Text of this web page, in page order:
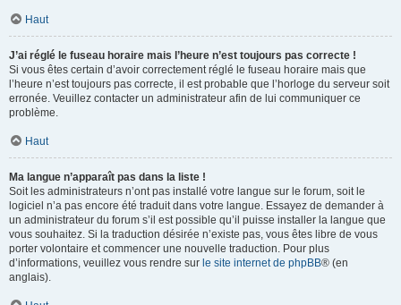
Haut
J’ai réglé le fuseau horaire mais l’heure n’est toujours pas correcte !
Si vous êtes certain d’avoir correctement réglé le fuseau horaire mais que
l’heure n’est toujours pas correcte, il est probable que l’horloge du serveur soit
erronée. Veuillez contacter un administrateur afin de lui communiquer ce
problème.
Haut
Ma langue n’apparaît pas dans la liste !
Soit les administrateurs n’ont pas installé votre langue sur le forum, soit le
logiciel n’a pas encore été traduit dans votre langue. Essayez de demander à
un administrateur du forum s’il est possible qu’il puisse installer la langue que
vous souhaitez. Si la traduction désirée n’existe pas, vous êtes libre de vous
porter volontaire et commencer une nouvelle traduction. Pour plus
d’informations, veuillez vous rendre sur le site internet de phpBB® (en
anglais).